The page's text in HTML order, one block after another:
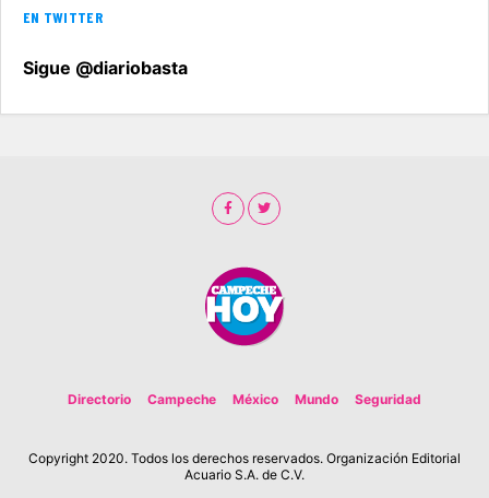
EN TWITTER
Sigue @diariobasta
Directorio Campeche México Mundo Seguridad
Copyright 2020. Todos los derechos reservados. Organización Editorial
Acuario S.A. de C.V.